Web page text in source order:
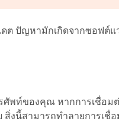
ต ปัญหามักเกิดจากซอฟต์แ
พท์ของคุณ หากการเชื่อม
งนี้สามารถทำลายการเชื่